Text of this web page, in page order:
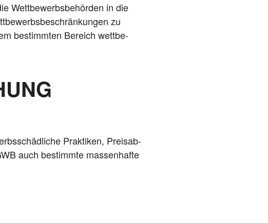
Wett­be­werbs­be­hör­den in die
zu
bestimm­ten Bereich wett­be­
Prak­ti­ken, Preis­ab­
auch bestimm­te mas­sen­haf­te